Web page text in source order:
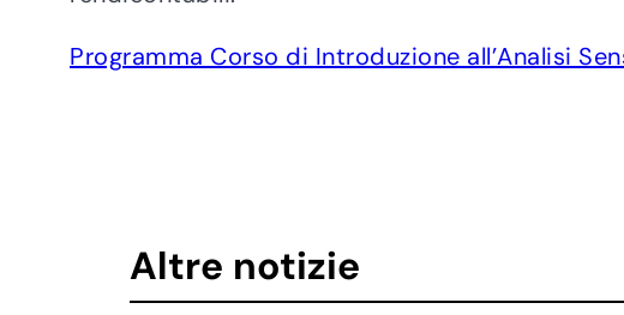
Programma Corso di Introduzione all’Analisi
Altre notizie